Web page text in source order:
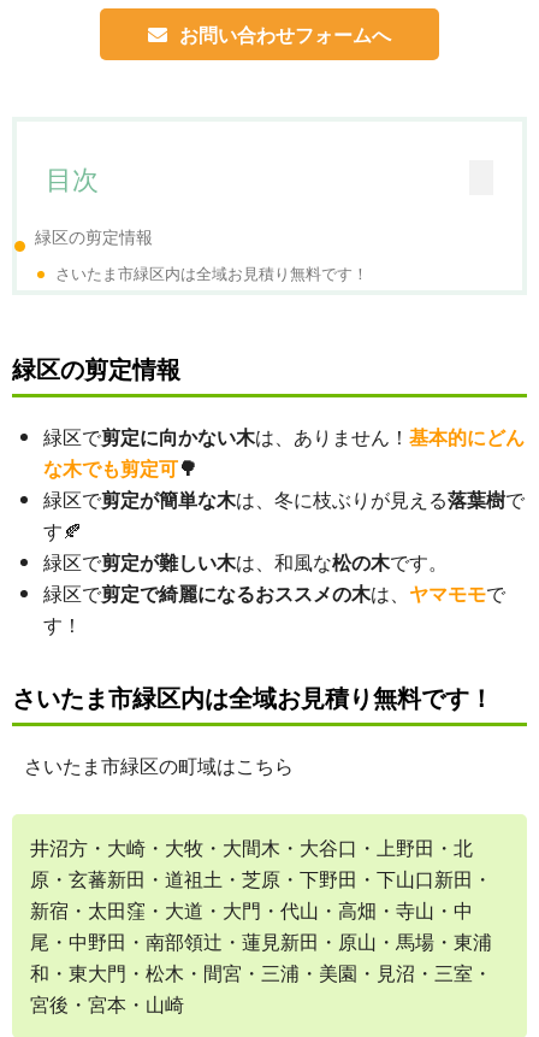
お問い合わせフォームへ
目次
緑区の剪定情報
さいたま市緑区内は全域お見積り無料です！
緑区の剪定情報
緑区で剪定に向かない木は、ありません！基本的にどん
な木でも剪定可🌳
緑区で剪定が簡単な木は、冬に枝ぶりが見える落葉樹で
す🍂
緑区で剪定が難しい木は、和風な松の木です。
緑区で剪定で綺麗になるおススメの木は、 ヤマモモで
す！
さいたま市緑区内は全域お見積り無料です！
さいたま市緑区の町域はこちら
井沼方・大崎・大牧・大間木・大谷口・上野田・北
原・玄蕃新田・道祖土・芝原・下野田・下山口新田・
新宿・太田窪・大道・大門・代山・高畑・寺山・中
尾・中野田・南部領辻・蓮見新田・原山・馬場・東浦
和・東大門・松木・間宮・三浦・美園・見沼・三室・
宮後・宮本・山崎